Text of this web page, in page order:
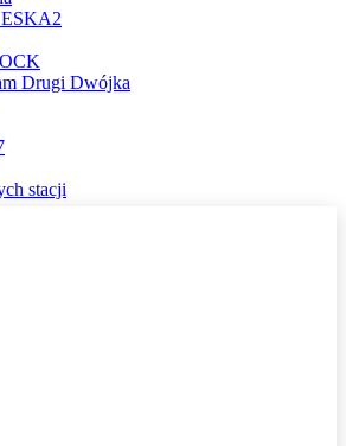
ESKA2
Dwójka
stacji